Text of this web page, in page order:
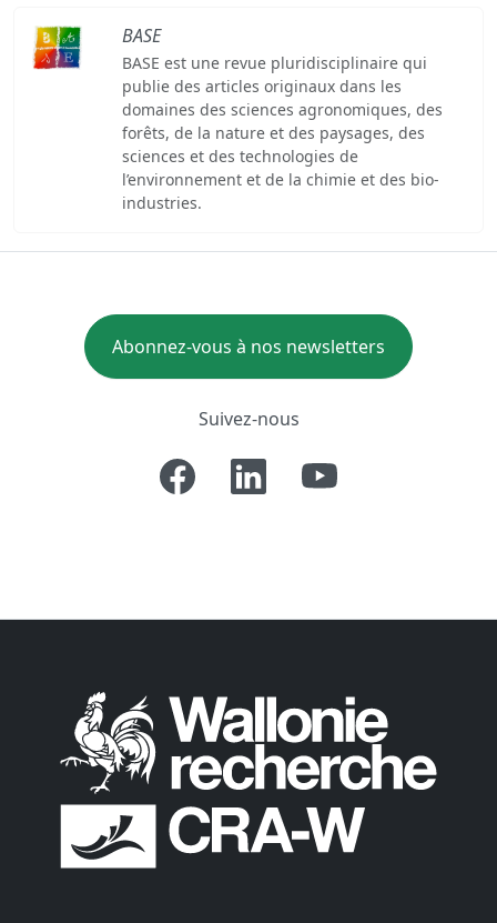
BASE
BASE est une revue pluridisciplinaire qui
publie des articles originaux dans les
domaines des sciences agronomiques, des
forêts, de la nature et des paysages, des
sciences et des technologies de
l’environnement et de la chimie et des bio-
industries.
Abonnez-vous à nos newsletters
Suivez-nous